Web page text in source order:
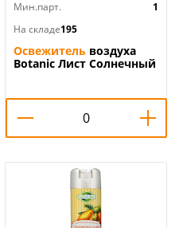
Мин.парт.
1
На складе195
Освежитель воздуха
Botanic Лист Солнечный